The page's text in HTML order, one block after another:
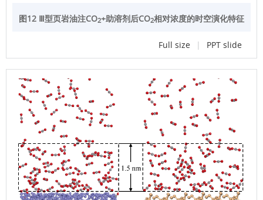
图12 Ⅲ型页岩油注CO2+助溶剂后CO2相对浓度的时空演化特征
Full size | PPT slide